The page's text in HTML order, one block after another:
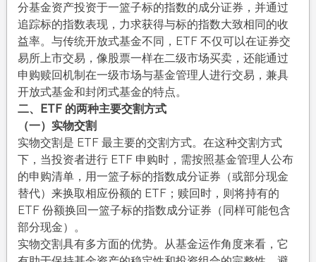
分基金资产投资于一篮子标的指数的成分证券，并通过
追踪标的指数表现，力求获得与标的指数大致相同的收
益率。与传统开放式基金不同，ETF 不仅可以在证券交
易所上市交易，像股票一样在二级市场买卖，还能通过
申购赎回机制在一级市场与基金管理人进行交易，兼具
开放式基金和封闭式基金的特点。​
二、ETF 的两种主要交割方式​
（一）实物交割​
实物交割是 ETF 最主要的交割方式。在这种交割方式
下，当投资者进行 ETF 申购时，需按照基金管理人公布
的申购清单，用一篮子标的指数成分证券（或部分现金
替代）来换取相应份额的 ETF；赎回时，则将持有的
ETF 份额换回一篮子标的指数成分证券（同样可能包含
部分现金）。​
实物交割具有多方面的优势。从基金运作角度来看，它